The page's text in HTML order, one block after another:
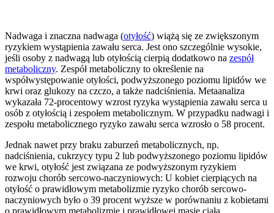
Nadwaga i znaczna nadwaga (otyłość) wiążą się ze zwiększonym
ryzykiem wystąpienia zawału serca. Jest ono szczególnie wysokie,
jeśli osoby z nadwagą lub otyłością cierpią dodatkowo na zespół
metaboliczny. Zespół metaboliczny to określenie na
współwystępowanie otyłości, podwyższonego poziomu lipidów we
krwi oraz glukozy na czczo, a także nadciśnienia. Metaanaliza
wykazała 72-procentowy wzrost ryzyka wystąpienia zawału serca u
osób z otyłością i zespołem metabolicznym. W przypadku nadwagi i
zespołu metabolicznego ryzyko zawału serca wzrosło o 58 procent.
Jednak nawet przy braku zaburzeń metabolicznych, np.
nadciśnienia, cukrzycy typu 2 lub podwyższonego poziomu lipidów
we krwi, otyłość jest związana ze podwyższonym ryzykiem
rozwoju chorób sercowo-naczyniowych: U kobiet cierpiących na
otyłość o prawidłowym metabolizmie ryzyko chorób sercowo-
naczyniowych było o 39 procent wyższe w porównaniu z kobietami
o prawidłowym metabolizmie i prawidłowej masie ciała.